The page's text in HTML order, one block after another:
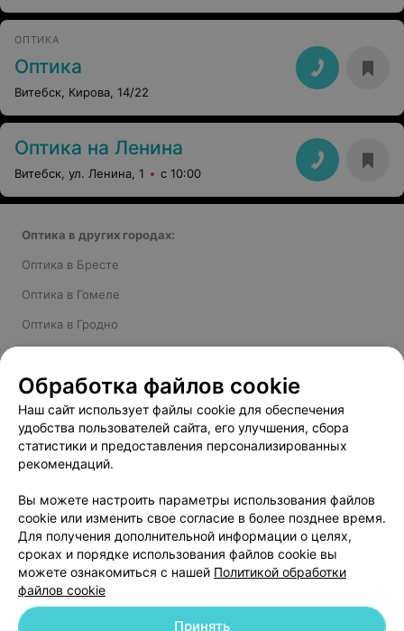
ОПТИКА
Оптика
Витебск, Кирова, 14/22
Оптика на Ленина
Витебск, ул. Ленина, 1 с 10:00
Оптика в других городах:
Оптика в Бресте
Оптика в Гомеле
Оптика в Гродно
Оптика в Лиде
Оптика в Барановичах
Добавить специалиста
Обработка файлов cookie
Наш сайт использует файлы cookie для обеспечения
удобства пользователей сайта, его улучшения, сбора
статистики и предоставления персонализированных
рекомендаций.
Вы можете настроить параметры использования файлов
cookie или изменить свое согласие в более позднее время.
Для получения дополнительной информации о целях,
сроках и порядке использования файлов cookie вы
можете ознакомиться с нашей Политикой обработки
файлов cookie
Принять